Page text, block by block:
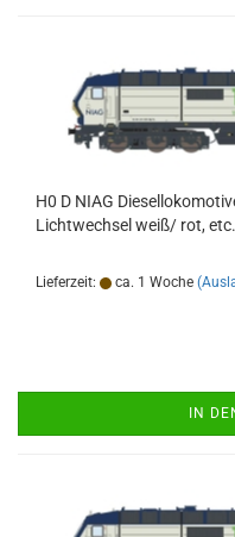
H0 D NIAG
Lichtwechsel weiß/ rot,
Lieferzeit: ca. 1 Woche
IN